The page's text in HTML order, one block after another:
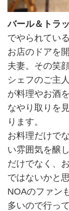
バール＆トラ
でやられてい
お店のドアを
夫妻。その笑
シェフのご主
が料理やお酒
なやり取りを
ります。
お料理だけで
い雰囲気を醸
だけでなく、
ではないかと
NOAのファン
多いので行っ